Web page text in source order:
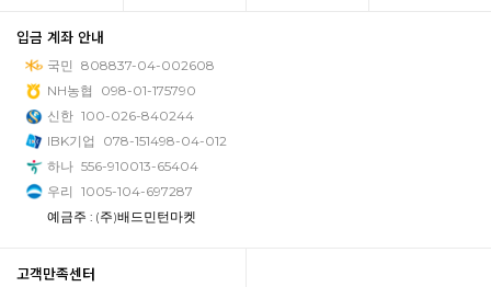
입금 계좌 안내
국민 808837-04-002608
NH농협
098-01-175790
신한 100-026-840244
IBK기업
078-151498-04-012
하나 556-910013-65404
우리 1005-104-697287
예금주 : (주)배드민턴마켓
고객만족센터